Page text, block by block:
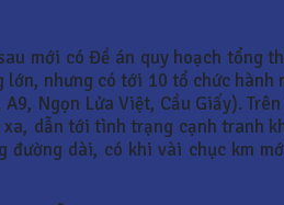
mới có Đề án quy hoạch tổng
nhưng có tới 10 tổ chức hành
Ngọn Lửa Việt, Cầu Giấy).
xa, dẫn tới tình trạng cạnh tranh
đường dài, có khi vài chục km